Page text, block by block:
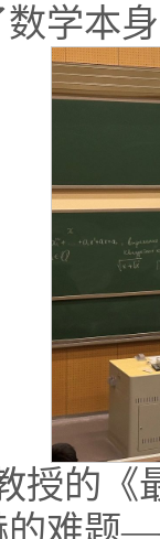
学本
授的
的难题